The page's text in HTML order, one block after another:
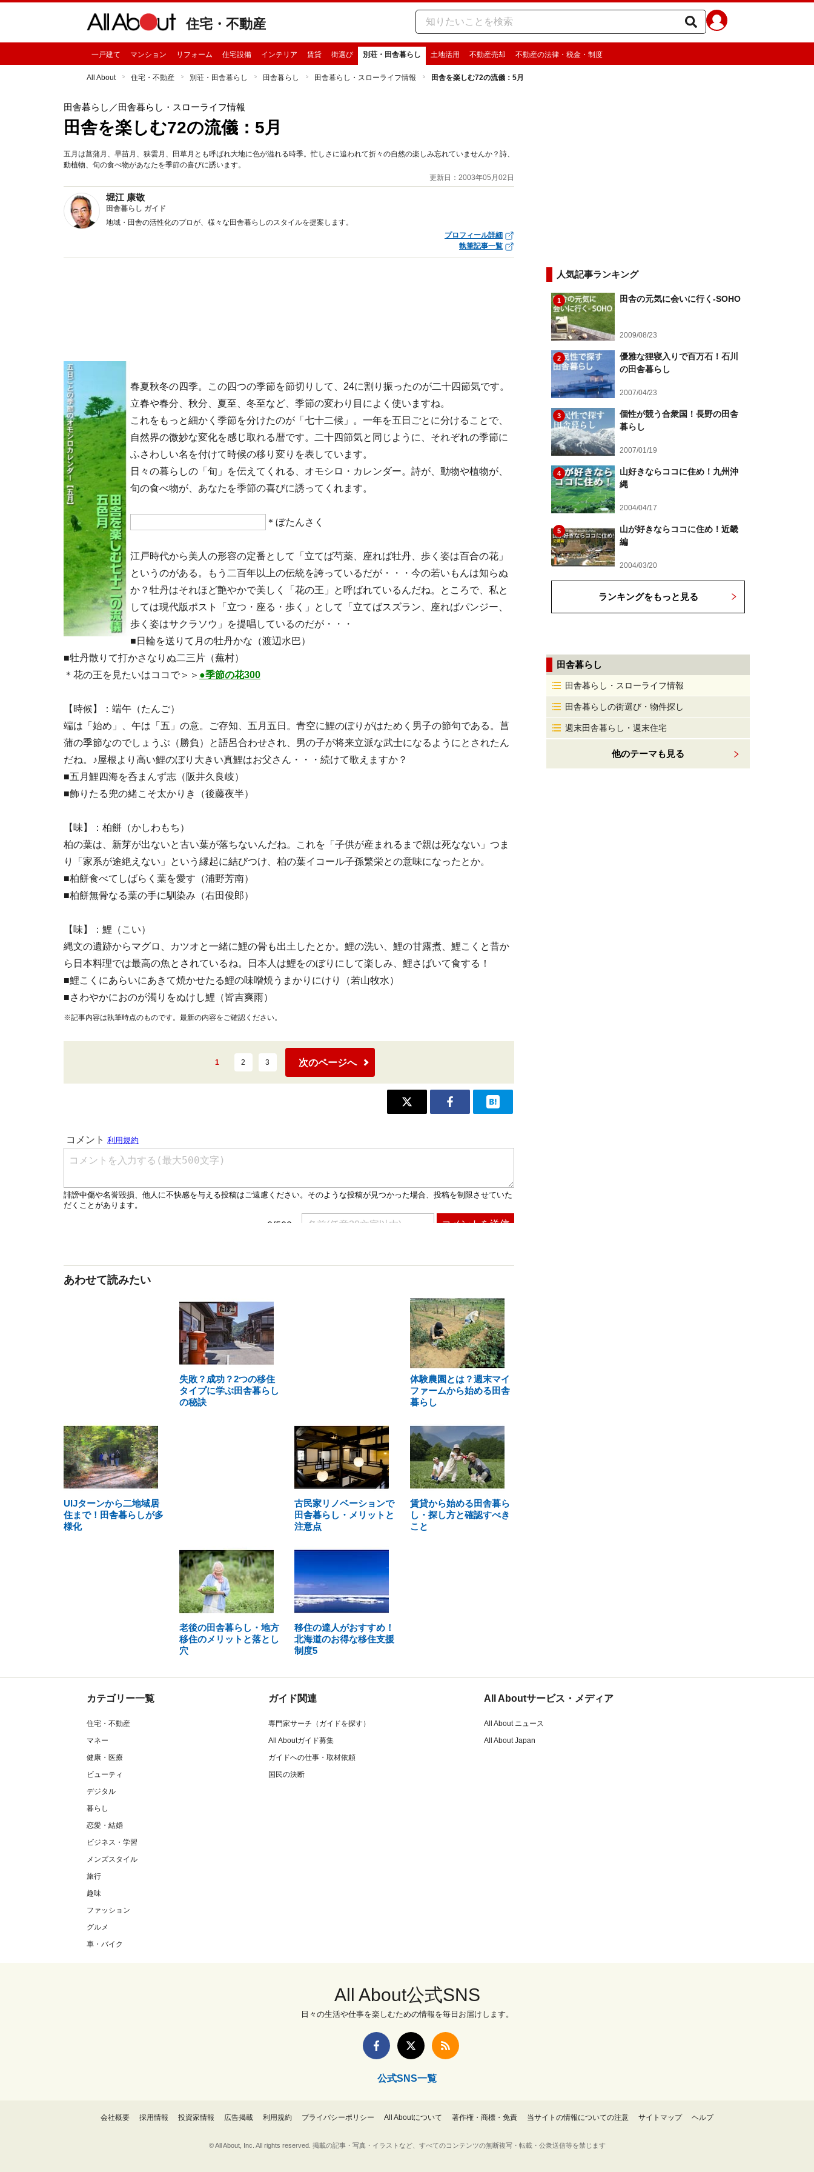
住宅・不動産
一戸建て マンション リフォーム 住宅設備 インテリア 賃貸 街選び 別荘・田舎暮らし 土地活用 不動産売却 不動産の法律・税金・制度
All About 住宅・不動産 別荘・田舎暮らし 田舎暮らし 田舎暮らし・スローライフ情報 田舎を楽しむ72の流儀：5月
田舎暮らし ／田舎暮らし・スローライフ情報
田舎を楽しむ72の流儀：5月
五月は菖蒲月、早苗月、狭雲月、田草月とも呼ばれ大地に色が溢れる時季。忙しさに追われて折々の自然の楽しみ忘れていませんか？詩、
動植物、旬の食べ物があなたを季節の喜びに誘います。
更新日：2003年05月02日
堀江 康敬
田舎暮らし ガイド
地域・田舎の活性化のプロが、様々な田舎暮らしのスタイルを提案します。
プロフィール詳細
執筆記事一覧
春夏秋冬の四季。この四つの季節を節切りして、24に割り振ったのが二十四節気です。
立春や春分、秋分、夏至、冬至など、季節の変わり目によく使いますね。
これをもっと細かく季節を分けたのが「七十二候」。一年を五日ごとに分けることで、
自然界の微妙な変化を感じ取れる暦です。二十四節気と同じように、それぞれの季節に
ふさわしい名を付けて時候の移り変りを表しています。
日々の暮らしの「旬」を伝えてくれる、オモシロ・カレンダー。詩が、動物や植物が、
旬の食べ物が、あなたを季節の喜びに誘ってくれます。
＊ぼたんさく
江戸時代から美人の形容の定番として「立てば芍薬、座れば牡丹、歩く姿は百合の花」
というのがある。もう二百年以上の伝統を誇っているだが・・・今の若いもんは知らぬ
か？牡丹はそれほど艶やかで美しく「花の王」と呼ばれているんだね。ところで、私と
しては現代版ポスト「立つ・座る・歩く」として「立てばスズラン、座ればパンジー、
歩く姿はサクラソウ」を提唱しているのだが・・・
■日輪を送りて月の牡丹かな（渡辺水巴）
■牡丹散りて打かさなりぬ二三片（蕪村）
＊花の王を見たいはココで＞＞ ●季節の花300
【時候】：端午（たんご）
端は「始め」、午は「五」の意。ご存知、五月五日。青空に鯉のぼりがはためく男子の節句である。菖
蒲の季節なのでしょうぶ（勝負）と語呂合わせされ、男の子が将来立派な武士になるようにとされたん
だね。♪屋根より高い鯉のぼり大きい真鯉はお父さん・・・続けて歌えますか？
■五月鯉四海を呑まんず志（阪井久良岐）
■飾りたる兜の緒こそ太かりき（後藤夜半）
【味】：柏餅（かしわもち）
柏の葉は、新芽が出ないと古い葉が落ちないんだね。これを「子供が産まれるまで親は死なない」つま
り「家系が途絶えない」という縁起に結びつけ、柏の葉イコール子孫繁栄との意味になったとか。
■柏餅食べてしばらく葉を愛す（浦野芳南）
■柏餅無骨なる葉の手に馴染み（右田俊郎）
【味】：鯉（こい）
縄文の遺跡からマグロ、カツオと一緒に鯉の骨も出土したとか。鯉の洗い、鯉の甘露煮、鯉こくと昔か
ら日本料理では最高の魚とされているね。日本人は鯉をのぼりにして楽しみ、鯉さばいて食する！
■鯉こくにあらいにあきて焼かせたる鯉の味噌焼うまかりにけり（若山牧水）
■さわやかにおのが濁りをぬけし鯉（皆吉爽雨）
※記事内容は執筆時点のものです。最新の内容をご確認ください。
1 2 3 次のページへ
あわせて読みたい
失敗？成功？2つの移住
タイプに学ぶ田舎暮らし
の秘訣
体験農園とは？週末マイ
ファームから始める田舎
暮らし
UIJターンから二地域居
住まで！田舎暮らしが多
様化
古民家リノベーションで
田舎暮らし・メリットと
注意点
賃貸から始める田舎暮ら
し・探し方と確認すべき
こと
老後の田舎暮らし・地方
移住のメリットと落とし
穴
移住の達人がおすすめ！
北海道のお得な移住支援
制度5
人気記事ランキング
1 田舎の元気に会いに行く-SOHO
2009/08/23
2
優雅な狸寝入りで百万石！石川
の田舎暮らし
2007/04/23
3
個性が競う合衆国！長野の田舎
暮らし
2007/01/19
4
山好きならココに住め！九州沖
縄
2004/04/17
5
山が好きならココに住め！近畿
編
2004/03/20
ランキングをもっと見る
田舎暮らし
田舎暮らし・スローライフ情報
田舎暮らしの街選び・物件探し
週末田舎暮らし・週末住宅
他のテーマも見る
カテゴリー一覧
住宅・不動産
マネー
健康・医療
ビューティ
デジタル
暮らし
恋愛・結婚
ビジネス・学習
メンズスタイル
旅行
趣味
ファッション
グルメ
車・バイク
ガイド関連
専門家サーチ（ガイドを探す）
All Aboutガイド募集
ガイドへの仕事・取材依頼
国民の決断
All Aboutサービス・メディア
All About ニュース
All About Japan
All About公式SNS
日々の生活や仕事を楽しむための情報を毎日お届けします。
公式SNS一覧
会社概要 採用情報 投資家情報 広告掲載 利用規約 プライバシーポリシー All Aboutについて 著作権・商標・免責 当サイトの情報についての注意 サイトマップ ヘルプ
© All About, Inc. All rights reserved. 掲載の記事・写真・イラストなど、すべてのコンテンツの無断複写・転載・公衆送信等を禁じます